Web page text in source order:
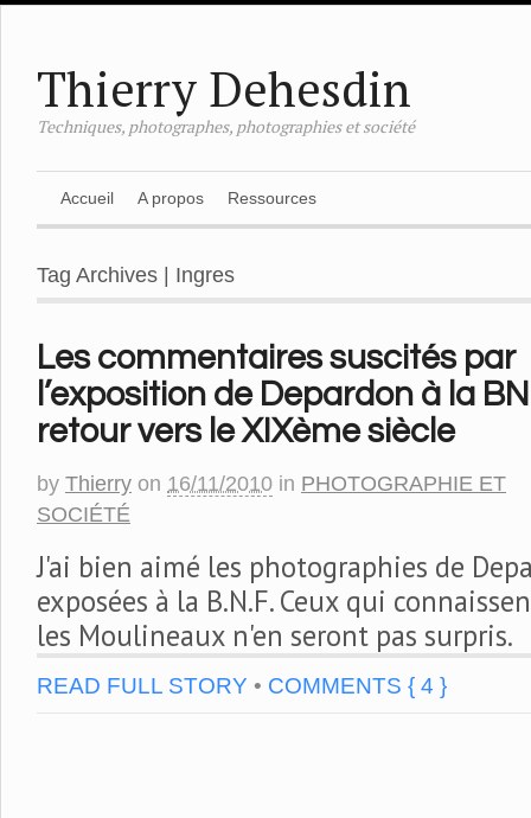
Thierry Dehesdin
Techniques, photographes, photographies et société
Accueil A propos Ressources
Tag Archives | Ingres
Les commentaires suscités par
l’exposition de Depardon à la
retour vers le XIXème siècle
by Thierry on 16/11/2010 in PHOTOGRAPHIE ET
SOCIÉTÉ
J'ai bien aimé les photographies de
exposées à la B.N.F. Ceux qui
les Moulineaux n'en seront pas surpris.
READ FULL STORY • COMMENTS { 4 }